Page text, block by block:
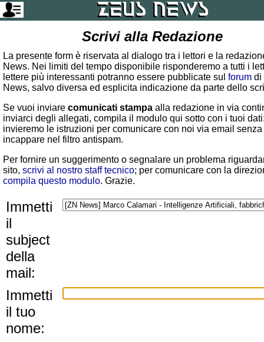
Scrivi alla Redazione
La presente form è riservata al dialogo tra i lettori e la
News. Nei limiti del tempo disponibile risponderemo a tutti i
lettere più interessanti potranno essere pubblicate sul forum di
News, salvo diversa ed esplicita indicazione da parte dello
Se vuoi inviare comunicati stampa alla redazione in via
inviarci degli allegati, compila il modulo qui sotto con i tuoi
invieremo le istruzioni per comunicare con noi via email senza
incappare nel filtro antispam.
Per fornire un suggerimento o segnalare un problema
sito, scrivi al nostro staff tecnico; per comunicare con la
compila questo modulo. Grazie.
Immetti
il
subject
della
mail:
Immetti
il tuo
nome: